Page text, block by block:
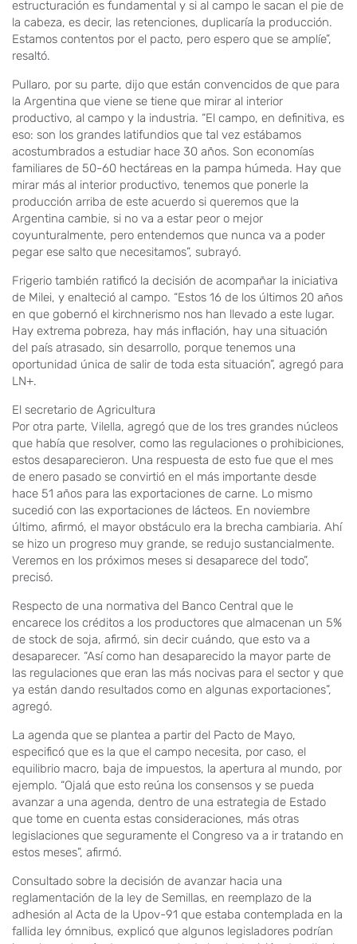
estructuración es fundamental y si al campo le sacan el pie de
la cabeza, es decir, las retenciones, duplicaría la producción.
Estamos contentos por el pacto, pero espero que se amplíe”,
resaltó.
Pullaro, por su parte, dijo que están convencidos de que para
la Argentina que viene se tiene que mirar al interior
productivo, al campo y la industria. “El campo, en definitiva, es
eso: son los grandes latifundios que tal vez estábamos
acostumbrados a estudiar hace 30 años. Son economías
familiares de 50-60 hectáreas en la pampa húmeda. Hay que
mirar más al interior productivo, tenemos que ponerle la
producción arriba de este acuerdo si queremos que la
Argentina cambie, si no va a estar peor o mejor
coyunturalmente, pero entendemos que nunca va a poder
pegar ese salto que necesitamos”, subrayó.
Frigerio también ratificó la decisión de acompañar la iniciativa
de Milei, y enalteció al campo. “Estos 16 de los últimos 20 años
en que gobernó el kirchnerismo nos han llevado a este lugar.
Hay extrema pobreza, hay más inflación, hay una situación
del país atrasado, sin desarrollo, porque tenemos una
oportunidad única de salir de toda esta situación”, agregó para
LN+.
El secretario de Agricultura
Por otra parte, Vilella, agregó que de los tres grandes núcleos
que había que resolver, como las regulaciones o prohibiciones,
estos desaparecieron. Una respuesta de esto fue que el mes
de enero pasado se convirtió en el más importante desde
hace 51 años para las exportaciones de carne. Lo mismo
sucedió con las exportaciones de lácteos. En noviembre
último, afirmó, el mayor obstáculo era la brecha cambiaria. Ahí
se hizo un progreso muy grande, se redujo sustancialmente.
Veremos en los próximos meses si desaparece del todo”,
precisó.
Respecto de una normativa del Banco Central que le
encarece los créditos a los productores que almacenan un 5%
de stock de soja, afirmó, sin decir cuándo, que esto va a
desaparecer. “Así como han desaparecido la mayor parte de
las regulaciones que eran las más nocivas para el sector y que
ya están dando resultados como en algunas exportaciones”,
agregó.
La agenda que se plantea a partir del Pacto de Mayo,
especificó que es la que el campo necesita, por caso, el
equilibrio macro, baja de impuestos, la apertura al mundo, por
ejemplo. “Ojalá que esto reúna los consensos y se pueda
avanzar a una agenda, dentro de una estrategia de Estado
que tome en cuenta estas consideraciones, más otras
legislaciones que seguramente el Congreso va a ir tratando en
estos meses”, afirmó.
Consultado sobre la decisión de avanzar hacia una
reglamentación de la ley de Semillas, en reemplazo de la
adhesión al Acta de la Upov-91 que estaba contemplada en la
fallida ley ómnibus, explicó que algunos legisladores podrían